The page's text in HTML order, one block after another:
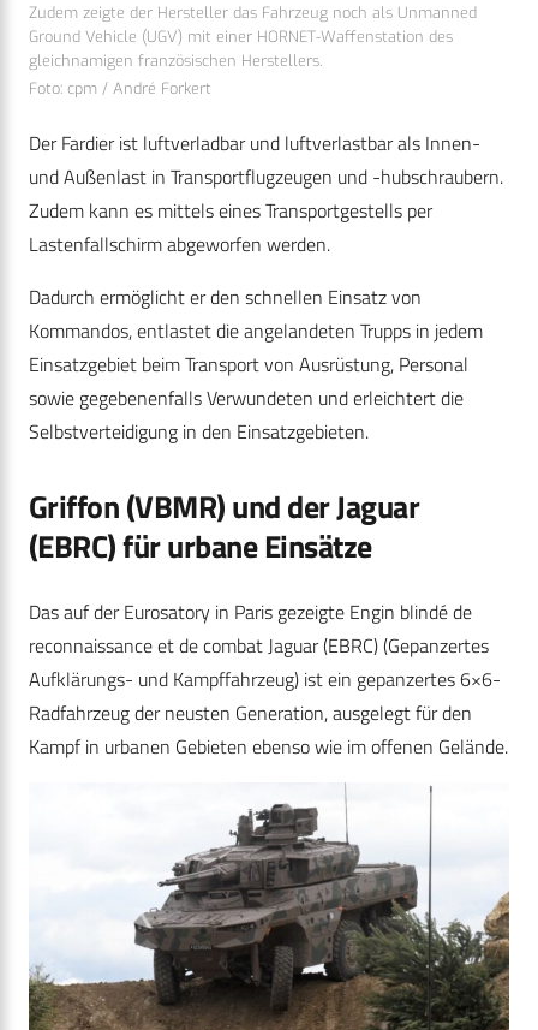
Zudem zeigte der Hersteller das Fahrzeug noch als Unmanned
Ground Vehicle (UGV) mit einer HORNET-Waffenstation des
gleichnamigen französischen Herstellers.
Foto: cpm / André Forkert
Der Fardier ist luftverladbar und luftverlastbar als Innen-
und Außenlast in Transportflugzeugen und -hubschraubern.
Zudem kann es mittels eines Transportgestells per
Lastenfallschirm abgeworfen werden.
Dadurch ermöglicht er den schnellen Einsatz von
Kommandos, entlastet die angelandeten Trupps in jedem
Einsatzgebiet beim Transport von Ausrüstung, Personal
sowie gegebenenfalls Verwundeten und erleichtert die
Selbstverteidigung in den Einsatzgebieten.
Griffon (VBMR) und der Jaguar
(EBRC) für urbane Einsätze
Das auf der Eurosatory in Paris gezeigte Engin blindé de
reconnaissance et de combat Jaguar (EBRC) (Gepanzertes
Aufklärungs- und Kampffahrzeug) ist ein gepanzertes 6×6-
Radfahrzeug der neusten Generation, ausgelegt für den
Kampf in urbanen Gebieten ebenso wie im offenen Gelände.